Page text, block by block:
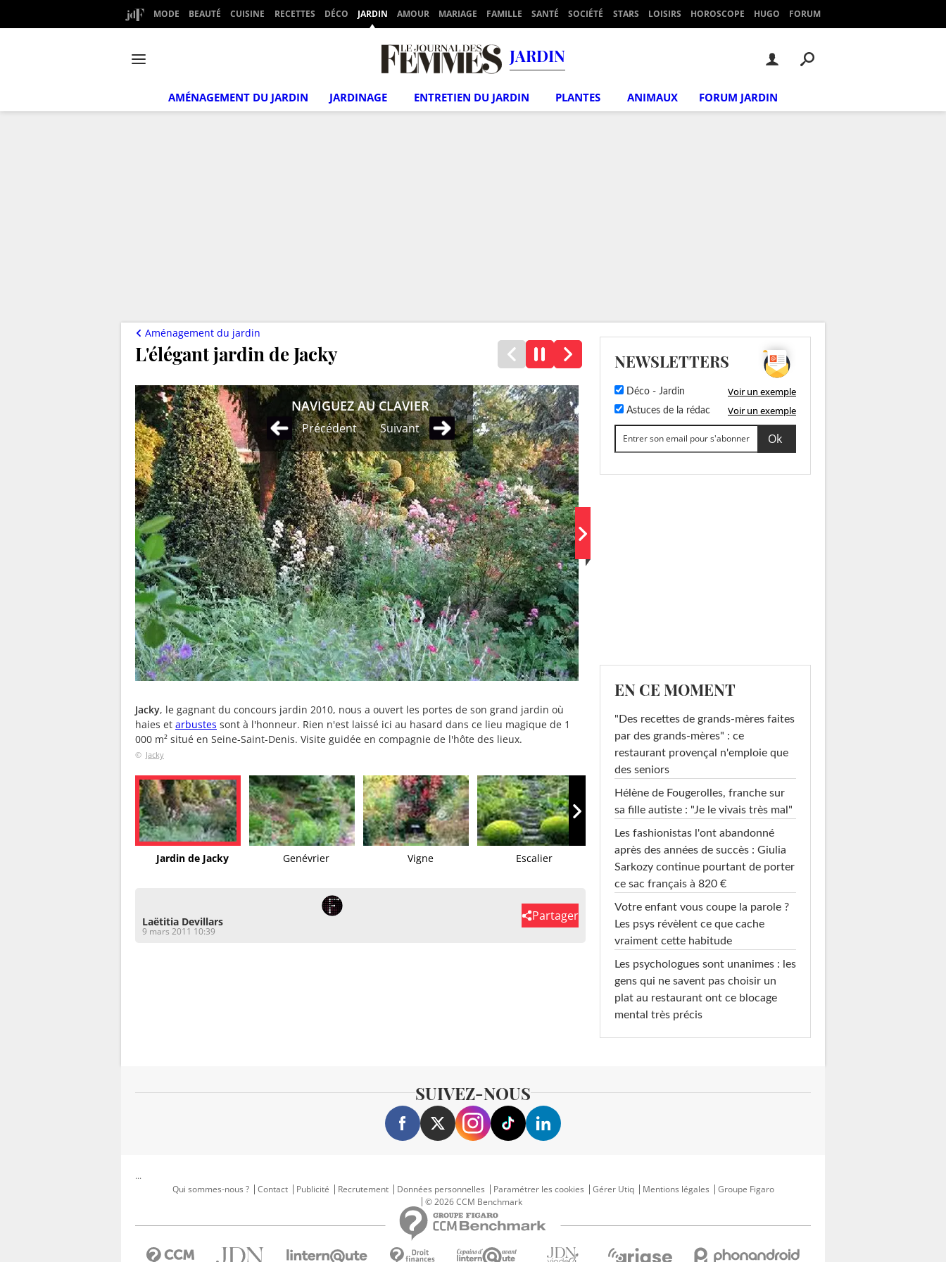
MODE BEAUTÉ CUISINE RECETTES DÉCO JARDIN AMOUR MARIAGE FAMILLE SANTÉ SOCIÉTÉ STARS LOISIRS HOROSCOPE HUGO FORUM
JARDIN
AMÉNAGEMENT DU JARDIN JARDINAGE ENTRETIEN DU JARDIN PLANTES ANIMAUX FORUM JARDIN
L'élégant jardin de Jacky
Aménagement du jardin
NAVIGUEZ AU CLAVIER
Précédent Suivant
Jacky, le gagnant du concours jardin 2010, nous a ouvert les portes de son grand jardin où
haies et arbustes sont à l'honneur. Rien n'est laissé ici au hasard dans ce lieu magique de 1
000 m² situé en Seine-Saint-Denis. Visite guidée en compagnie de l'hôte des lieux.
© Jacky
Jardin de Jacky Genévrier Vigne Escalier
Hydrangea
macrophylla...
Laëtitia Devillars
9 mars 2011 10:39
Partager
NEWSLETTERS
Déco - Jardin Voir un exemple
Astuces de la rédac Voir un exemple
EN CE MOMENT
"Des recettes de grands-mères faites
par des grands-mères" : ce
restaurant provençal n'emploie que
des seniors
Hélène de Fougerolles, franche sur
sa fille autiste : "Je le vivais très mal"
Les fashionistas l'ont abandonné
après des années de succès : Giulia
Sarkozy continue pourtant de porter
ce sac français à 820 €
Votre enfant vous coupe la parole ?
Les psys révèlent ce que cache
vraiment cette habitude
Les psychologues sont unanimes : les
gens qui ne savent pas choisir un
plat au restaurant ont ce blocage
mental très précis
SUIVEZ-NOUS
...
Qui sommes-nous ?
Contact Publicité Recrutement Données personnelles Paramétrer les cookies Gérer Utiq Mentions légales
Groupe Figaro
© 2026 CCM Benchmark